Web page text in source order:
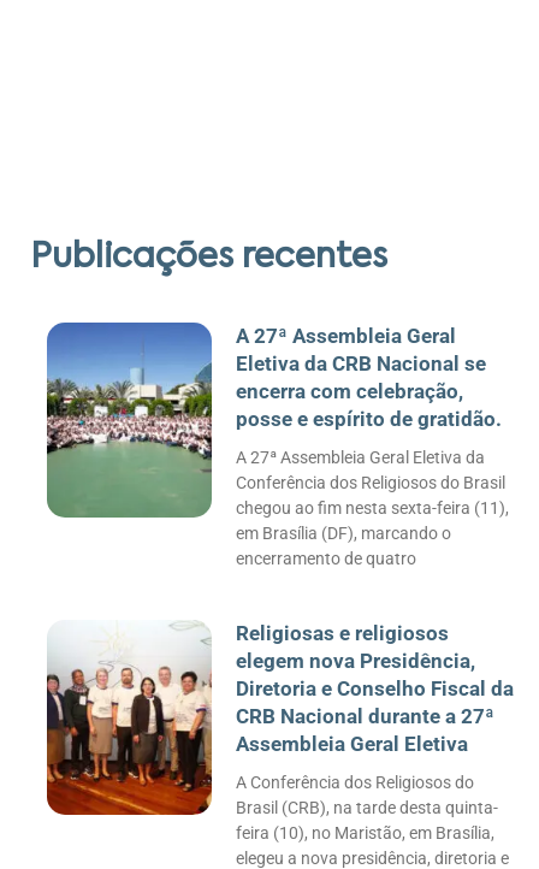
Publicações recentes
A 27ª Assembleia Geral
Eletiva da CRB Nacional se
encerra com celebração,
posse e espírito de gratidão.
A 27ª Assembleia Geral Eletiva da
Conferência dos Religiosos do Brasil
chegou ao fim nesta sexta-feira (11),
em Brasília (DF), marcando o
encerramento de quatro
Religiosas e religiosos
elegem nova Presidência,
Diretoria e Conselho Fiscal da
CRB Nacional durante a 27ª
Assembleia Geral Eletiva
A Conferência dos Religiosos do
Brasil (CRB), na tarde desta quinta-
feira (10), no Maristão, em Brasília,
elegeu a nova presidência, diretoria e